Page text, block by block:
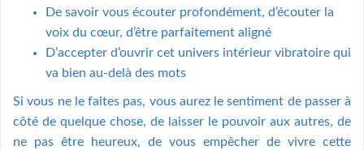
De savoir vous écouter profondément, d’écouter la
voix du cœur, d’être parfaitement aligné
D’accepter d’ouvrir cet univers intérieur vibratoire qui
va bien au-delà des mots
Si vous ne le faites pas, vous aurez le sentiment de passer à
côté de quelque chose, de laisser le pouvoir aux autres, de
ne pas être heureux, de vous empêcher de vivre cette